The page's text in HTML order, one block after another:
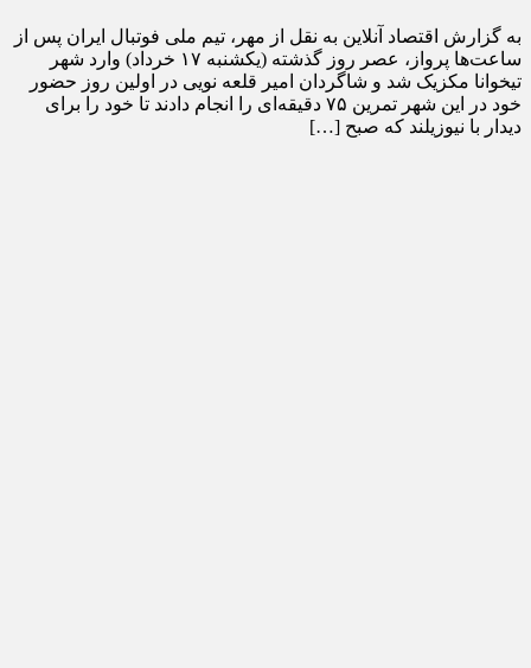
به گزارش اقتصاد آنلاین به نقل از مهر، تیم ملی فوتبال ایران پس از
ساعت‌ها پرواز، عصر روز گذشته (یکشنبه ۱۷ خرداد) وارد شهر
تیخوانا مکزیک شد و شاگردان امیر قلعه نویی در اولین روز حضور
خود در این شهر تمرین ۷۵ دقیقه‌ای را انجام دادند تا خود را برای
دیدار با نیوزیلند که صبح […]